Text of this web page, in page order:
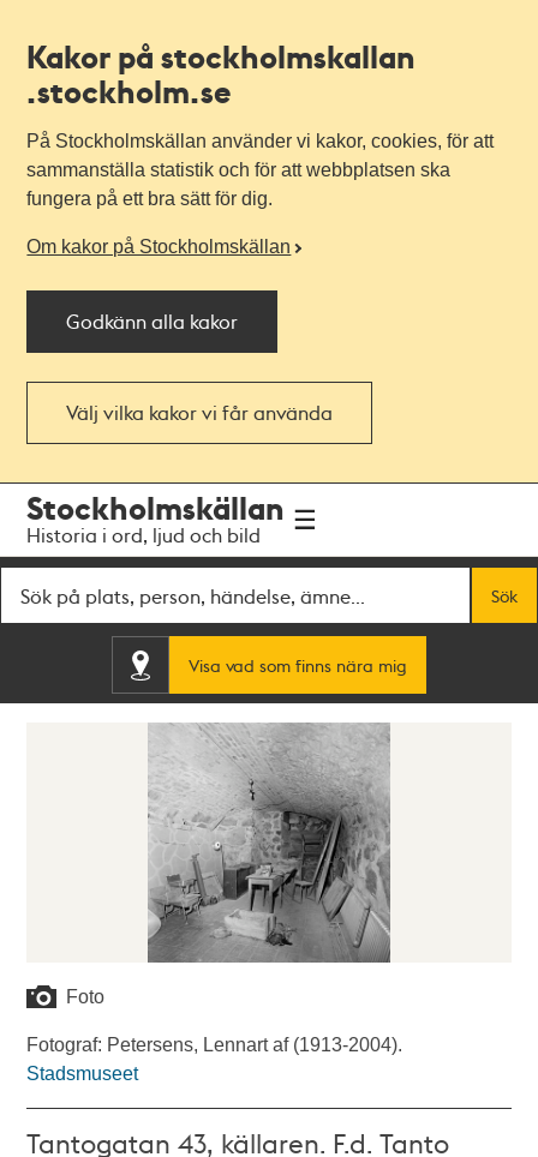
Kakor på stockholmskallan
.stockholm.se
På Stockholmskällan använder vi kakor, cookies, för att
sammanställa statistik och för att webbplatsen ska
fungera på ett bra sätt för dig.
Om kakor på Stockholmskällan
Godkänn alla kakor
Välj vilka kakor vi får använda
navigationen
huvudinnehållet
Stockholmskällan
Historia i ord, ljud och bild
Sök
Visa vad som finns nära mig
Foto
Fotograf: Petersens, Lennart af (1913-2004).
Stadsmuseet
Tantogatan 43, källaren. F.d. Tanto